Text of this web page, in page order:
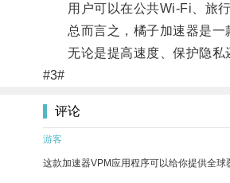
用户可以在公共Wi-Fi、旅行
总而言之，橘子加速器是一
无论是提高速度、保护隐私还
#3#
评论
游客
这款加速器VPM应用程序可以给你提供全球